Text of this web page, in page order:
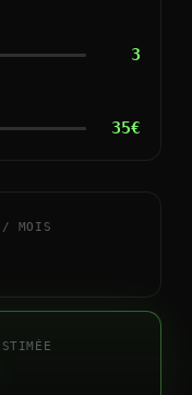
3
35€
/ MOIS